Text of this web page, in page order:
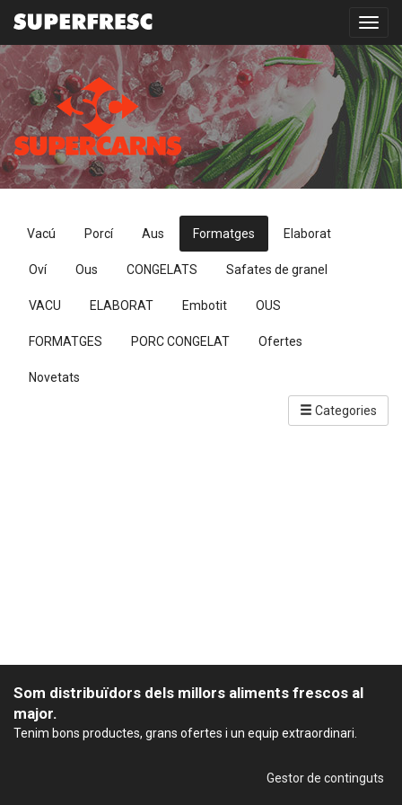
Vacú Porcí Aus Formatges Elaborat
Oví Ous CONGELATS Safates de granel
VACU ELABORAT Embotit OUS
FORMATGES PORC CONGELAT Ofertes
Novetats
Categories
Som distribuïdors dels millors aliments frescos al
major.
Tenim bons productes, grans ofertes i un equip extraordinari.
Gestor de continguts